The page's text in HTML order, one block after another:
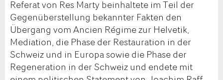
Referat von Res Marty beinhaltete im Teil der
Gegenüberstellung bekannter Fakten den
Übergang vom Ancien Régime zur Helvetik,
Mediation, die Phase der Restauration in der
Schweiz und in Europa sowie die Phase der
Regeneration in der Schweiz und endete mit